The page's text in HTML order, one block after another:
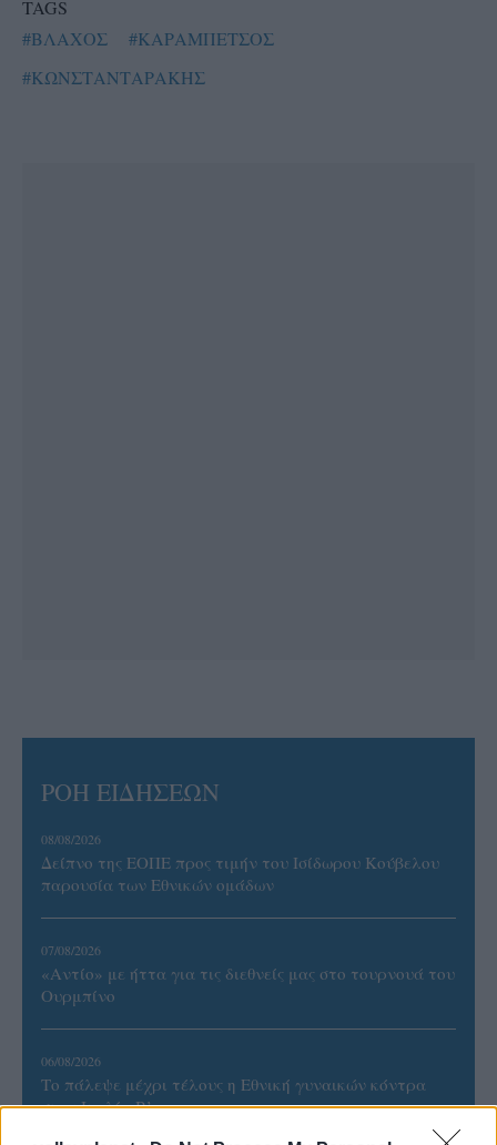
TAGS
#ΒΛΑΧΟΣ
#ΚΑΡΑΜΠΕΤΣΟΣ
#ΚΩΝΣΤΑΝΤΑΡΑΚΗΣ
ΡΟΗ ΕΙΔΗΣΕΩΝ
08/08/2026
Δείπνο της ΕΟΠΕ προς τιμήν του Ισίδωρου Κούβελου
παρουσία των Εθνικών ομάδων
07/08/2026
«Αντίο» με ήττα για τις διεθνείς μας στο τουρνουά του
Ουρμπίνο
06/08/2026
Το πάλεψε μέχρι τέλους η Εθνική γυναικών κόντρα
στην Ιταλία Β’